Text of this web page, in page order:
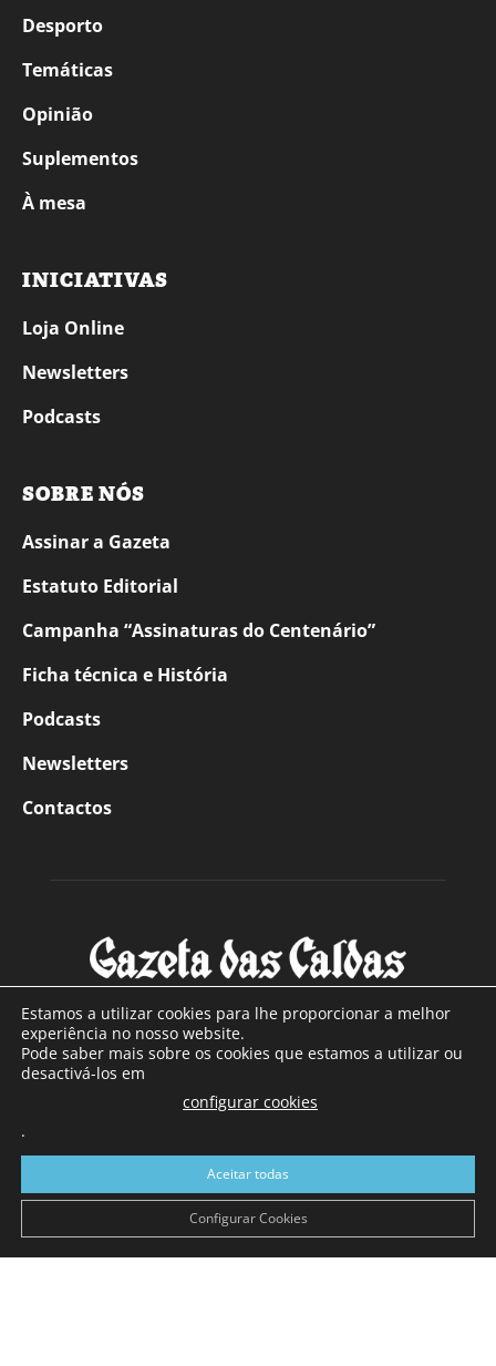
Desporto
Temáticas
Opinião
Suplementos
À mesa
INICIATIVAS
Loja Online
Newsletters
Podcasts
SOBRE NÓS
Assinar a Gazeta
Estatuto Editorial
Campanha “Assinaturas do Centenário”
Ficha técnica e História
Podcasts
Newsletters
Contactos
SOBRE NÓS
Com sede nas Caldas da Rainha e mais de 90 anos de
a sul de distrito de Leiria, com mais de 40.000 leitores por
toda a região Oeste. Jornal com distribuição em Portugal
Continental e assinatura online.
Estamos a utilizar cookies para lhe proporcionar a melhor
experiência no nosso website.
Pode saber mais sobre os cookies que estamos a utilizar ou
desactivá-los em
configurar cookies
.
Aceitar todas
Configurar Cookies